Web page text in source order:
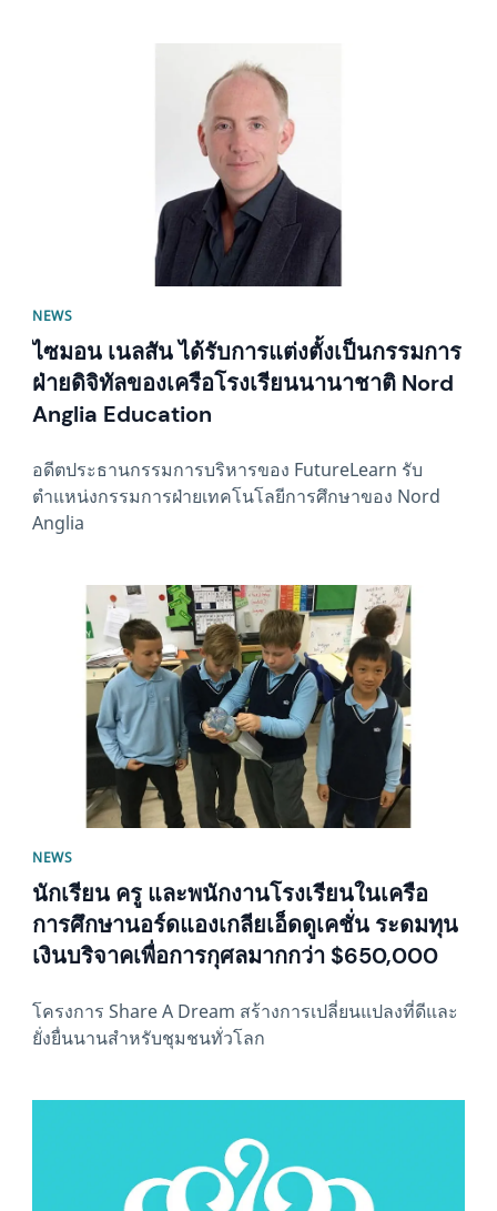
NEWS
ไซมอน เนลสัน ได้รับการแต่งตั้งเป็นกรรมการ
ฝ่ายดิจิทัลของเครือโรงเรียนนานาชาติ Nord
Anglia Education
อดีตประธานกรรมการบริหารของ FutureLearn รับ
ตำแหน่งกรรมการฝ่ายเทคโนโลยีการศึกษาของ Nord
Anglia
News image
NEWS
นักเรียน ครู และพนักงานโรงเรียนในเครือ
การศึกษานอร์ดแองเกลียเอ็ดดูเคชั่น ระดมทุน
เงินบริจาคเพื่อการกุศลมากกว่า $650,000
โครงการ Share A Dream สร้างการเปลี่ยนแปลงที่ดีและ
ยั่งยื่นนานสำหรับชุมชนทั่วโลก